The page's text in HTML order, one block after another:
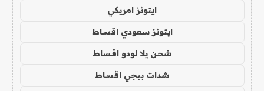
ايتونز امريكي
ايتونز سعودي اقساط
شحن يلا لودو اقساط
شدات ببجي اقساط